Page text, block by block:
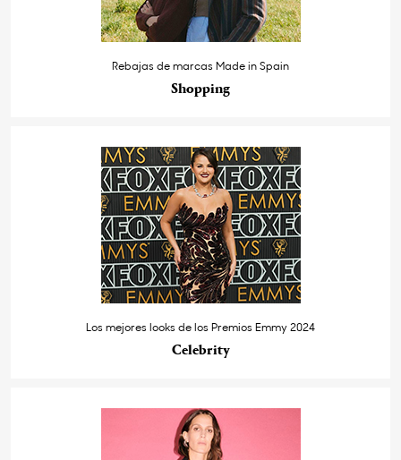
Rebajas de marcas Made in Spain
Shopping
Los mejores looks de los Premios Emmy 2024
Celebrity